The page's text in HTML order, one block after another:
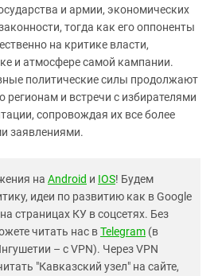
и армии, экономических
тогда как его оппоненты
на критике власти,
и атмосфере самой кампании.
политические силы продолжают
регионам и встречи с избирателями
сопровождая их все более
заявлениями.
на Android и IOS! Будем
идеи по развитию как в Google
страницах КУ в соцсетях. Без
читать нас вTelegram (в
– с VPN). Через VPN
"Кавказский узел" на сайте,